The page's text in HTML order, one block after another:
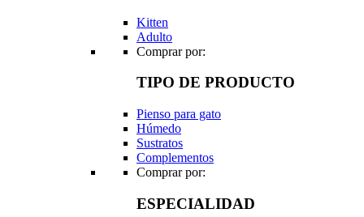
Kitten
Adulto
Comprar por:
TIPO DE PRODUCTO
Pienso para gato
Húmedo
Sustratos
Complementos
Comprar por:
ESPECIALIDAD